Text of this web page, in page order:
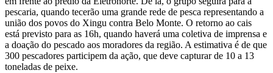
Xingu
pescaria, quando tecerão uma grande rede de pesca representando a
união dos povos do Xingu contra Belo Monte. O retorno ao cais
está previsto para as 16h, quando haverá uma coletiva de imprensa e
a doação do pescado aos moradores da região. A estimativa é de que
300 pescadores participem da ação, que deve capturar de 10 a 13
toneladas de peixe.